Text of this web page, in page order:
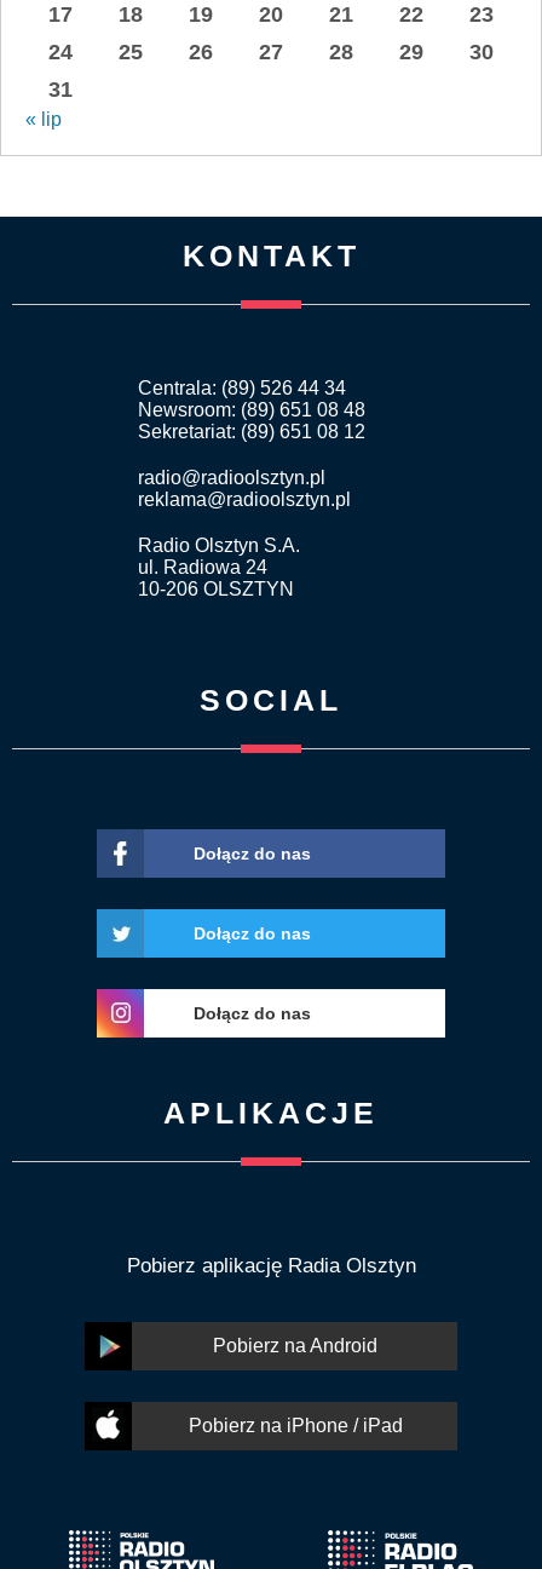
17
18 19 20 21 22
23
24
25 26 27 28 29
30
31
« lip
KONTAKT
Centrala: (89) 526 44 34
Newsroom: (89) 651 08 48
Sekretariat: (89) 651 08 12
radio@radioolsztyn.pl
reklama@radioolsztyn.pl
Radio Olsztyn S.A.
ul. Radiowa 24
10-206 OLSZTYN
SOCIAL
Dołącz do nas
Dołącz do nas
Dołącz do nas
APLIKACJE
Pobierz aplikację Radia Olsztyn
Pobierz na Android
Pobierz na iPhone / iPad